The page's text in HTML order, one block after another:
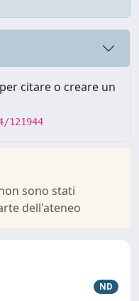
citare o creare un
sono stati
dell'ateneo
ND